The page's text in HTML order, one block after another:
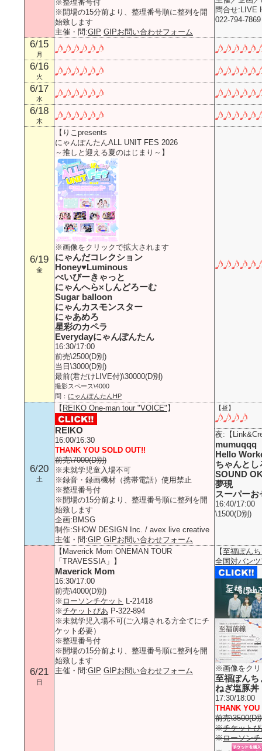
※整理番号付
※開場の15分前より、整理番号順に整列を開
始致します
主催・問:GIP GIPお問い合わせフォーム
問合せ:LIVE
022-794-
6/15
月
6/16
火
6/17
水
6/18
木
6/19
金
【りこpresents
にゃんぽんたんALL UNIT FES 2026
～推しと迎える夏のはじまり～】
※画像をクリックで拡大されます
にゃんだコレクション
Honey♥Luminous
べいびーきゃっと
にゃんへら×しんどろーむ
Sugar balloon
にゃんカスモンスター
にゃあめろ
星彩のカペラ
Everydayにゃんぽんたん
16:30/17:00
前売\2500(D別)
当日\3000(D別)
最前(君だけLIVE付)\30000(D別)
撮影スペース\4000
問： にゃんぽんたんHP
6/20
土
【 REIKO One-man tour "VOICE" 】
REIKO
16:00/16:30
THANK YOU SOLD OUT!!
前売\7000(D別)
※未就学児童入場不可
※録音・録画機材（携帯電話）使用禁止
※整理番号付
※開場の15分前より、整理番号順に整列を開
始致します
企画:BMSG
制作:SHOW DESIGN Inc. / avex live creative
主催・問:GIP GIPお問い合わせフォーム
【昼】
夜:【
mumuqqq
Hello
ちゃんとし
SOUND
夢現
スーパーお
16:40/17:00
\1500(D別)
6/21
日
【Maverick Mom ONEMAN TOUR
「TRAVESSIA」】
Maverick Mom
16:30/17:00
前売\4000(D別)
※ ローソンチケット L-21418
※チケットぴあ P-322-894
※未就学児入場不可(ご入場される方全てにチ
ケット必要）
※整理番号付
※開場の15分前より、整理番号順に整列を開
始致します
主催・問:GIP GIPお問い合わせフォーム
【至福ぽん
全国対バン
※画像をクリ
至福ぽんち
ねぎ塩豚丼
17:30/18:00
THANK
前売\3500(D
※チケット
※ローソン